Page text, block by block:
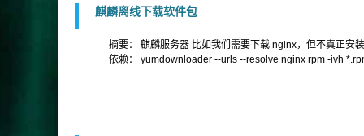
麒麟离线下载软件包
摘要： 麒麟服务器 比如我们需要下载 nginx，但不真正
依赖： yumdownloader --urls --resolve nginx rpm -ivh